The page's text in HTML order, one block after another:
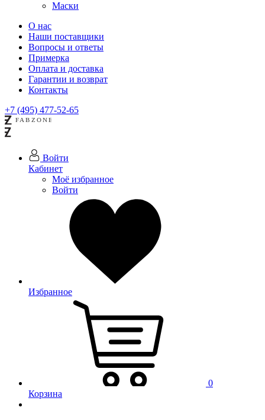
Маски
О нас
Наши поставщики
Вопросы и ответы
Примерка
Оплата и доставка
Гарантии и возврат
Контакты
+7 (495) 477-52-65
Войти
Кабинет
Моё избранное
Войти
Избранное
0
Корзина